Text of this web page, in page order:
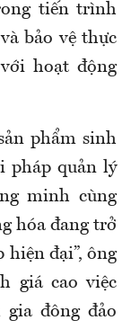
tiến trình
bảo vệ thực
hoạt động
phẩm sinh
pháp quản lý
minh cùng
hóa đang trở
hiện đại”, ông
giá cao việc
đông đảo